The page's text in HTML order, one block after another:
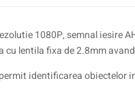
1080P, semnal iesire
lentila fixa de 2.8mm
identificarea obiectelor